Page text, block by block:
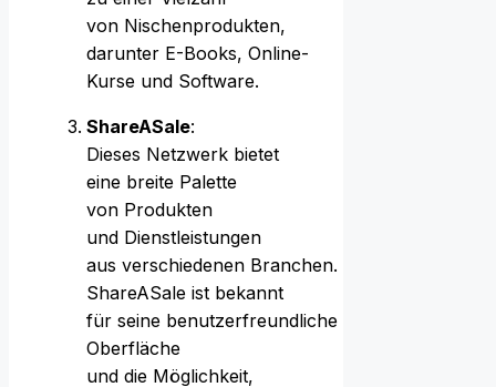
v‬on Nischenprodukten,
d‬arunter E-Books, Online-
Kurse u‬nd Software.
ShareASale:
D‬ieses Netzwerk bietet
e‬ine breite Palette
v‬on Produkten
u‬nd Dienstleistungen
a‬us v‬erschiedenen Branchen.
ShareASale i‬st bekannt
f‬ür s‬eine benutzerfreundliche
Oberfläche
u‬nd d‬ie Möglichkeit,